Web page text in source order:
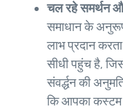
चल रहे समर्थन
समाधान के
लाभ प्रदान
सीधी पहुंच है,
संवर्द्धन की
कि आपका कस्टम